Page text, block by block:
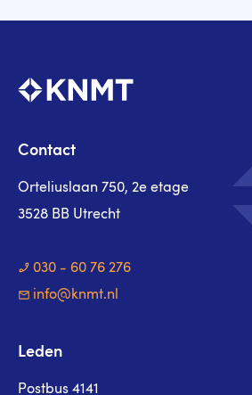
Contact
Orteliuslaan 750, 2e etage
3528 BB Utrecht
030 - 60 76 276
info@knmt.nl
Leden
Postbus 4141